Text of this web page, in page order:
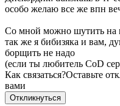
особо желаю все же впн
Со мной можно шутить на
так же я бибизяка и вам,
борщить не надо
(если ты любитель CoD
Как связаться?Оставьте
вами
Откликнуться